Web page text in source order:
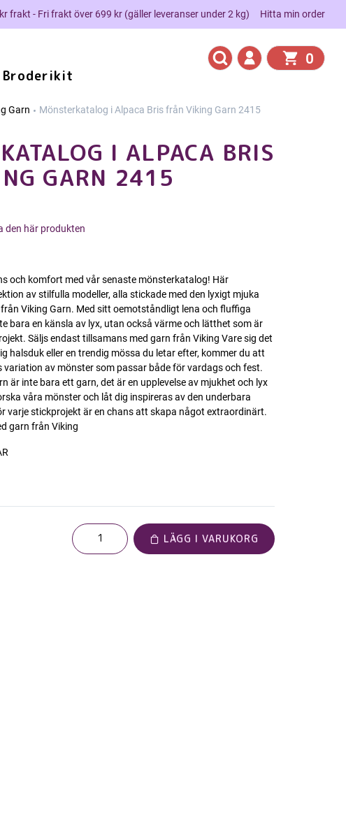
frakt - Fri frakt över 699 kr (gäller leveranser under 2 kg) Hitta min order
Broderikit
0
Garn Mönsterkatalog i Alpaca Bris från Viking Garn 2415
I ALPACA BRIS
GARN 2415
den här produkten
och komfort med vår senaste mönsterkatalog! Här
av stilfulla modeller, alla stickade med den lyxigt mjuka
Viking Garn. Med sitt oemotståndligt lena och fluffiga
bara en känsla av lyx, utan också värme och lätthet som är
Säljs endast tillsamans med garn från Viking Vare sig det
halsduk eller en trendig mössa du letar efter, kommer du att
variation av mönster som passar både för vardags och fest.
är inte bara ett garn, det är en upplevelse av mjukhet och lyx
våra mönster och låt dig inspireras av den underbara
varje stickprojekt är en chans att skapa något extraordinärt.
garn från Viking
LÄGG I VARUKORG